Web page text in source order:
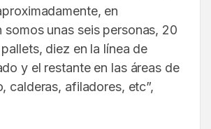
en
somos unas seis personas, 20
diez en la línea de
y el restante en las áreas de
calderas, afiladores, etc”,